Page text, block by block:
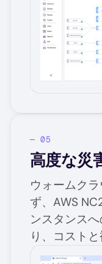
高度な災
ウォームク
ず、AWS
ンスタンス
り、コストと